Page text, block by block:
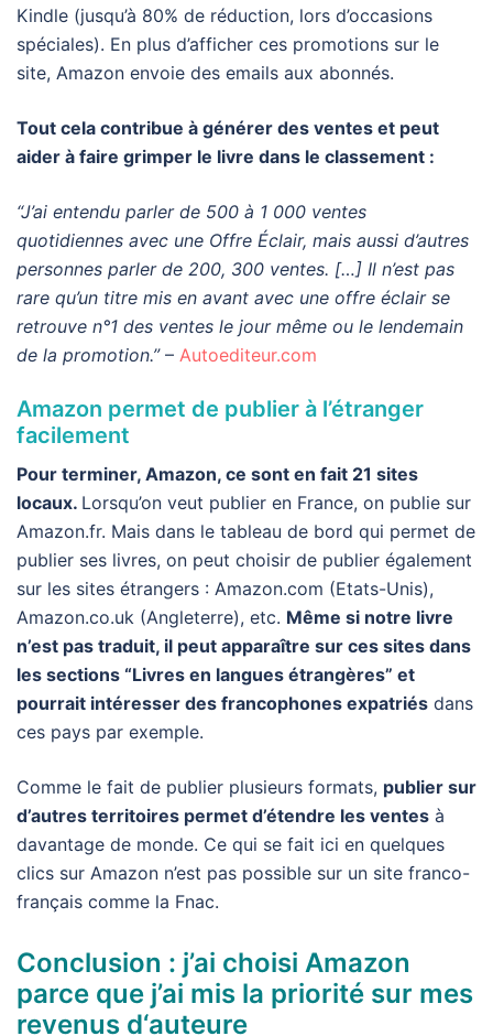
Kindle (jusqu’à 80% de réduction, lors d’occasions
spéciales). En plus d’afficher ces promotions sur le
site, Amazon envoie des emails aux abonnés.
Tout cela contribue à générer des ventes et peut
aider à faire grimper le livre dans le classement :
“J’ai entendu parler de 500 à 1 000 ventes
quotidiennes avec une Offre Éclair, mais aussi d’autres
personnes parler de 200, 300 ventes. […] Il n’est pas
rare qu’un titre mis en avant avec une offre éclair se
retrouve n°1 des ventes le jour même ou le lendemain
de la promotion.” – Autoediteur.com
Amazon permet de publier à l’étranger
facilement
Pour terminer, Amazon, ce sont en fait 21 sites
locaux. Lorsqu’on veut publier en France, on publie sur
Amazon.fr. Mais dans le tableau de bord qui permet de
publier ses livres, on peut choisir de publier également
sur les sites étrangers : Amazon.com (Etats-Unis),
Amazon.co.uk (Angleterre), etc. Même si notre livre
n’est pas traduit, il peut apparaître sur ces sites dans
les sections “Livres en langues étrangères” et
pourrait intéresser des francophones expatriés dans
ces pays par exemple.
Comme le fait de publier plusieurs formats, publier sur
d’autres territoires permet d’étendre les ventes à
davantage de monde. Ce qui se fait ici en quelques
clics sur Amazon n’est pas possible sur un site franco-
français comme la Fnac.
Conclusion : j’ai choisi Amazon
parce que j’ai mis la priorité sur mes
revenus d‘auteure